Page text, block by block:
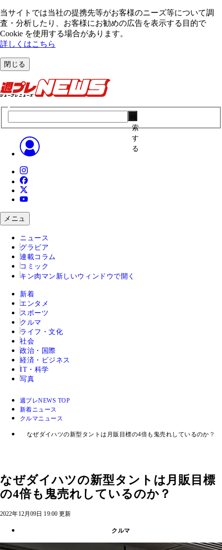
当サイトでは当社の提携先等がお客様のニーズ等について調
査・分析したり、お客様にお勧めの広告を表⽰する⽬的で
Cookie を使⽤する場合があります。
詳しくはこちら
閉じる
索
す
る
メニュ
ニュース
グラビア
連載コラム
コミック
キン肉マン 新しいウィンドウで開く
新着
エンタメ
スポーツ
クルマ
ライフ・文化
社会
政治・国際
経済・ビジネス
IT・科学
写真
週プレNEWS TOP
新着ニュース
クルマニュース
なぜダイハツの新型タントは月販目標の4倍も鬼売れしているのか？
なぜダイハツの新型タントは月販目標
の4倍も鬼売れしているのか？
2022年12月09日 19:00 更新
クルマ